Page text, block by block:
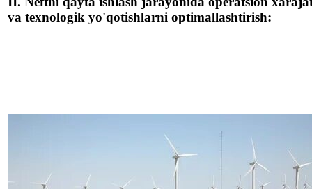
va texnologik yo'qotishlarni optimallashtirish: